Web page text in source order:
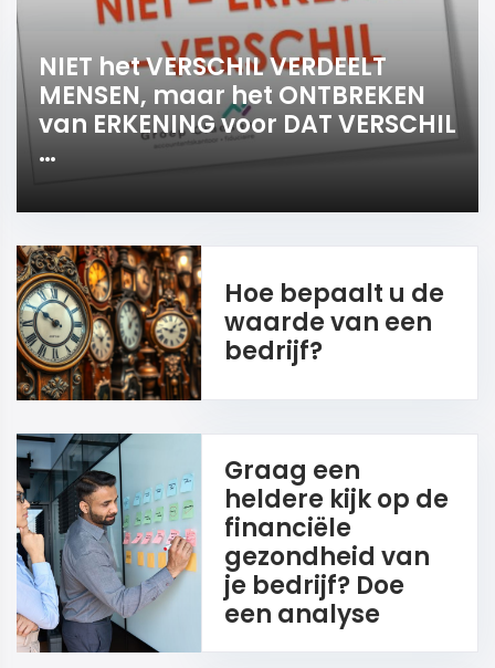
NIET het VERSCHIL VERDEELT
MENSEN, maar het ONTBREKEN
van ERKENING voor DAT VERSCHIL
…
Hoe bepaalt u de
waarde van een
bedrijf?
Graag een
heldere kijk op de
financiële
gezondheid van
je bedrijf? Doe
een analyse